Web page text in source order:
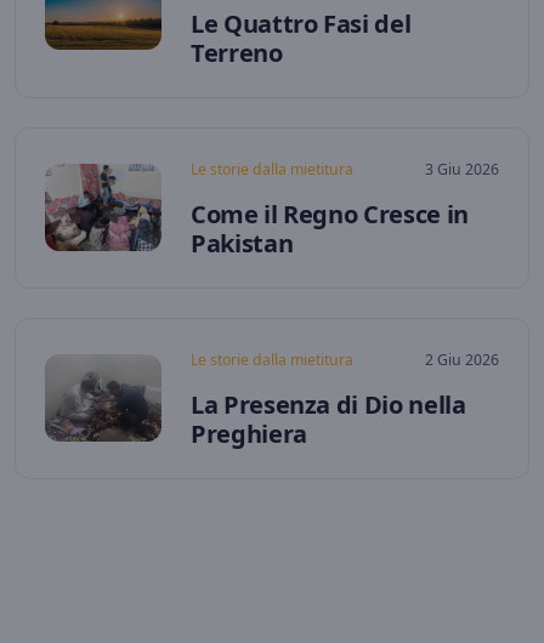
Le Quattro Fasi del
Terreno
Le storie dalla mietitura 3 Giu 2026
Come il Regno Cresce in
Pakistan
Le storie dalla mietitura 2 Giu 2026
La Presenza di Dio nella
Preghiera